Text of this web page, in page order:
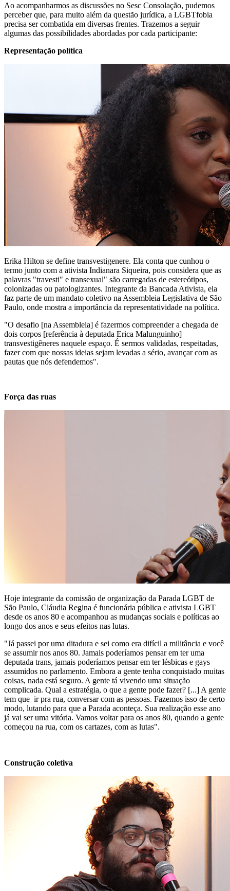
Ao acompanharmos as discussões no Sesc Consolação, pudemos
perceber que, para muito além da questão jurídica, a LGBTfobia
precisa ser combatida em diversas frentes. Trazemos a seguir
algumas das possibilidades abordadas por cada participante:
Representação política
Erika Hilton se define transvestigenere. Ela conta que cunhou o
termo junto com a ativista Indianara Siqueira, pois considera que as
palavras "travesti" e transexual" são carregadas de estereótipos,
colonizadas ou patologizantes. Integrante da Bancada Ativista, ela
faz parte de um mandato coletivo na Assembleia Legislativa de São
Paulo, onde mostra a importância da representatividade na política.
"O desafio [na Assembleia] é fazermos compreender a chegada de
dois corpos [referência à deputada Erica Malunguinho]
transvestigêneres naquele espaço. É sermos validadas, respeitadas,
fazer com que nossas ideias sejam levadas a sério, avançar com as
pautas que nós defendemos".
Força das ruas
Hoje integrante da comissão de organização da Parada LGBT de
São Paulo, Cláudia Regina é funcionária pública e ativista LGBT
desde os anos 80 e acompanhou as mudanças sociais e políticas ao
longo dos anos e seus efeitos nas lutas.
"Já passei por uma ditadura e sei como era difícil a militância e você
se assumir nos anos 80. Jamais poderíamos pensar em ter uma
deputada trans, jamais poderíamos pensar em ter lésbicas e gays
assumidos no parlamento. Embora a gente tenha conquistado muitas
coisas, nada está seguro. A gente tá vivendo uma situação
complicada. Qual a estratégia, o que a gente pode fazer? [...] A gente
tem que ir pra rua, conversar com as pessoas. Fazemos isso de certo
modo, lutando para que a Parada aconteça. Sua realização esse ano
já vai ser uma vitória. Vamos voltar para os anos 80, quando a gente
começou na rua, com os cartazes, com as lutas".
Construção coletiva